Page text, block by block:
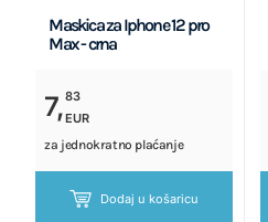
Maskica za Iphone 12 pro
Max - crna
7,83
EUR
za jednokratno plaćanje
Dodaj u košaricu